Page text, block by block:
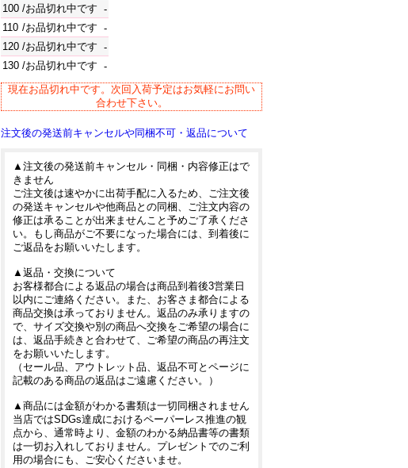
100 /お品切れ中です -
110 /お品切れ中です -
120 /お品切れ中です -
130 /お品切れ中です -
現在お品切れ中です。次回入荷予定はお気軽にお問い
合わせ下さい。
注文後の発送前キャンセルや同梱不可・返品について
▲注文後の発送前キャンセル・同梱・内容修正はで
きません
ご注文後は速やかに出荷手配に入るため、ご注文後
の発送キャンセルや他商品との同梱、ご注文内容の
修正は承ることが出来ませんこと予めご了承くださ
い。もし商品がご不要になった場合には、到着後に
ご返品をお願いいたします。
▲返品・交換について
お客様都合による返品の場合は商品到着後3営業日
以内にご連絡ください。また、お客さま都合による
商品交換は承っておりません。返品のみ承りますの
で、サイズ交換や別の商品へ交換をご希望の場合に
は、返品手続きと合わせて、ご希望の商品の再注文
をお願いいたします。
（セール品、アウトレット品、返品不可とページに
記載のある商品の返品はご遠慮ください。）
▲商品には金額がわかる書類は一切同梱されません
当店ではSDGs達成におけるペーパーレス推進の観
点から、通常時より、金額のわかる納品書等の書類
は一切お入れしておりません。プレゼントでのご利
用の場合にも、ご安心くださいませ。